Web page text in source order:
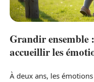
Grandir ensemble
accueillir les
À deux ans, les